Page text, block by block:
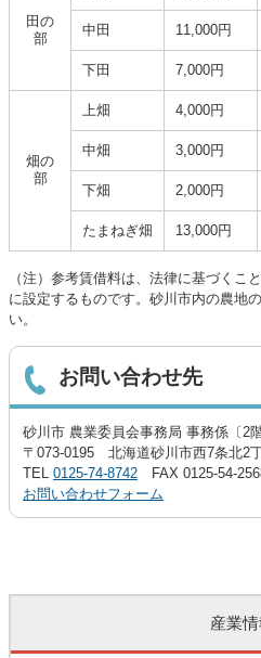
田の
部
中田 11,000円
下田 7,000円
畑の
部
上畑 4,000円
中畑 3,000円
下畑 2,000円
たまねぎ畑 13,000円
（注）参考賃借料は、法律に基づくこ
に設定するものです。砂川市内の農地
い。
お問い合わせ先
砂川市 農業委員会事務局 事務係〔2
〒073-0195 北海道砂川市西7条北2
TEL 0125-74-8742 FAX 0125-54-
お問い合わせフォーム
産業